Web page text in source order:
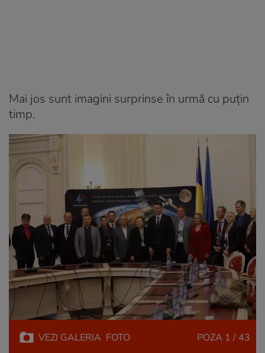
Mai jos sunt imagini surprinse în urmă cu puțin
timp.
VEZI GALERIA FOTO POZA 1 / 43